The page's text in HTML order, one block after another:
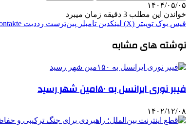
۱۴۰۴/۰۵/۰۵
خواندن این مطلب 3 دقیقه زمان میبرد
فیس بوک توییتر (X) لینکدین ‫تامبلر ‫پین‌ترست ‫رددیت
نوشته های مشابه
فیبر نوری ایرانسل به ۱۵۰مین شهر رسید
۱۴۰۲/۱۲/۰۸